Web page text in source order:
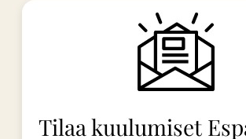
Tilaa kuulumiset